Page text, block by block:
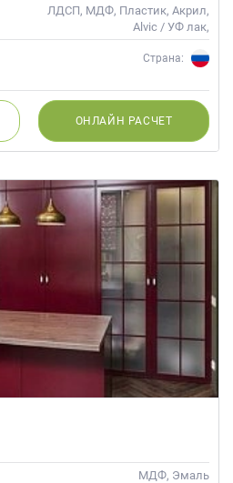
ЛДСП, МДФ, Пластик, Акрил,
Alvic / УФ лак,
Интегрированная ручка,
Глянцевые
Страна:
ОНЛАЙН РАСЧЕТ
МДФ, Эмаль